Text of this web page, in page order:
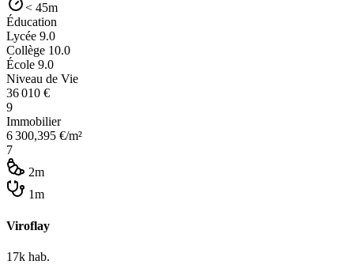
< 45m
Éducation
Lycée 9.0
Collège 10.0
École 9.0
Niveau de Vie
36 010 €
9
Immobilier
6 300,395 €/m²
7
2m
1m
Viroflay
17k hab.